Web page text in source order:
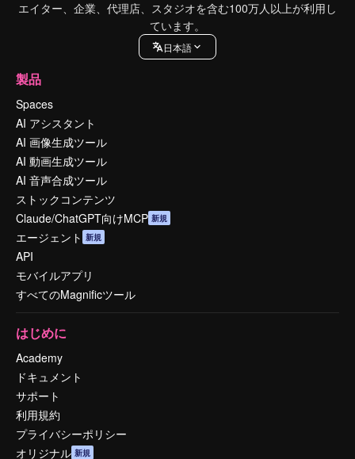
エイター、企業、代理店、スタジオを含む100万人以上が利用し
ています。
日本語
製品
Spaces
AI アシスタント
AI 画像生成ツール
AI 動画生成ツール
AI 音声合成ツール
ストックコンテンツ
Claude/ChatGPT向けMCP 新規
エージェント 新規
API
モバイルアプリ
すべてのMagnificツール
はじめに
Academy
ドキュメント
サポート
利用規約
プライバシーポリシー
オリジナル 新規